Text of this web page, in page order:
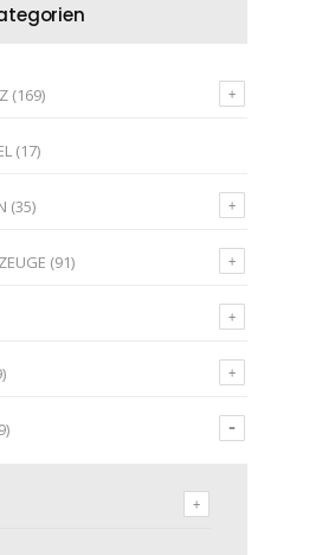
(169)
(17)
(35)
(91)